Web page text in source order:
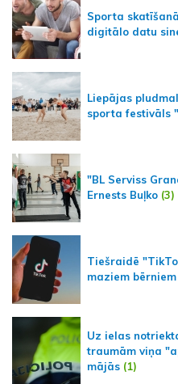
Sporta
digitālo datu
Liepājas
sporta festivāls
"BL Serviss
Ernests Buļko (3)
Tiešraidē
maziem bērniem
Uz ielas
traumām viņa
mājās (1)